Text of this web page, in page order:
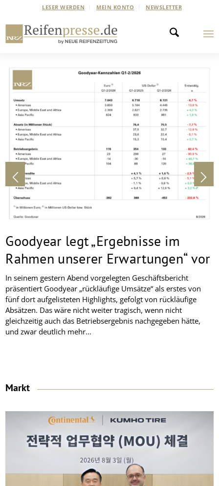
LESER WERDEN MEIN KONTO NEWSLETTER
Goodyear legt „Ergebnisse im
Rahmen unserer Erwartungen“ vor
In seinem gestern Abend vorgelegten Geschäftsbericht
präsentiert Goodyear „rückläufige Umsätze“ als erstes von
fünf dort aufgelisteten Highlights, gefolgt von rückläufige
Absätzen. Das wäre nicht weiter tragisch, wenn nicht
gleichzeitig auch das Betriebsergebnis nachgegeben hätte,
und zwar deutlich mehr...
Markt